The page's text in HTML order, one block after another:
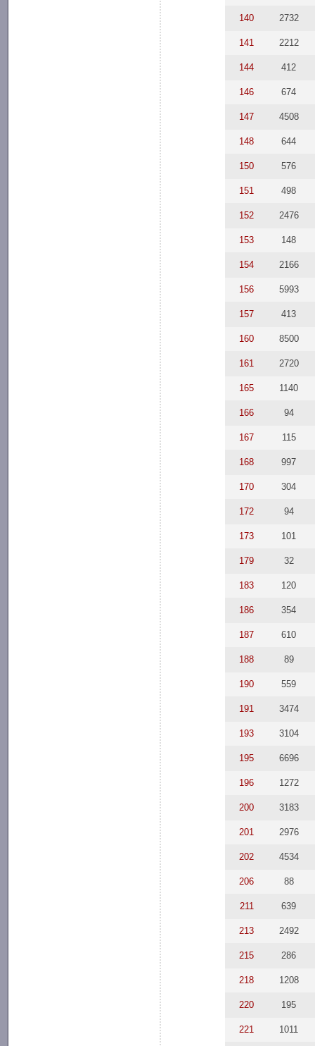
140 2732
141 2212
144 412
146 674
147 4508
148 644
150 576
151 498
152 2476
153 148
154 2166
156 5993
157 413
160 8500
161 2720
165 1140
166 94
167 115
168 997
170 304
172 94
173 101
179 32
183 120
186 354
187 610
188 89
190 559
191 3474
193 3104
195 6696
196 1272
200 3183
201 2976
202 4534
206 88
211 639
213 2492
215 286
218 1208
220 195
221 1011